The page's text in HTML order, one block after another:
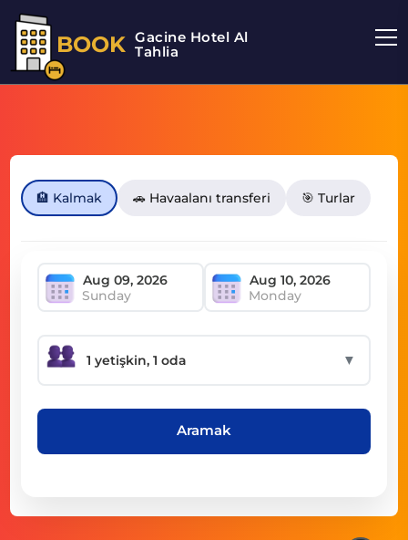
BOOK Gacine Hotel Al
Tahlia
🏨 Kalmak 🚗 Havaalanı transferi 🎯 Turlar
Sunday Monday
▼
Aramak